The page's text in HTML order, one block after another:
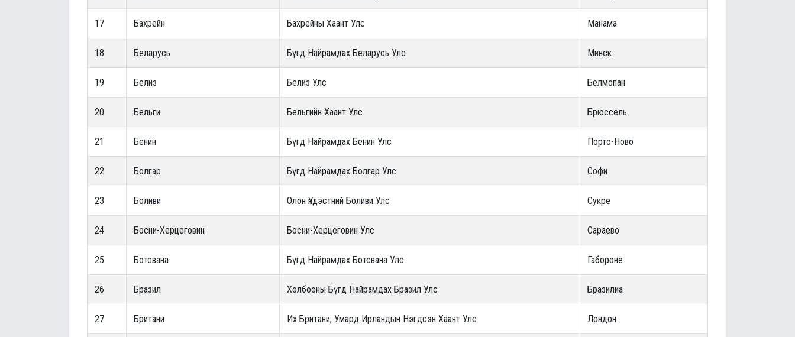
17 Бахрейн Бахрейны Хаант Улс Манама
18 Беларусь Бүгд Найрамдах Беларусь Улс Минск
19 Белиз Белиз Улс Белмопан
20 Бельги Бельгийн Хаант Улс Брюссель
21 Бенин Бүгд Найрамдах Бенин Улс Порто-Ново
22 Болгар Бүгд Найрамдах Болгар Улс Софи
23 Боливи Олон Үндэстний Боливи Улс Сукре
24 Босни-Херцеговин Босни-Херцеговин Улс Сараево
25 Ботсвана Бүгд Найрамдах Ботсвана Улс Габороне
26 Бразил Холбооны Бүгд Найрамдах Бразил Улс Бразилиа
27 Британи Их Британи, Умард Ирландын Нэгдсэн Хаант Улс Лондон